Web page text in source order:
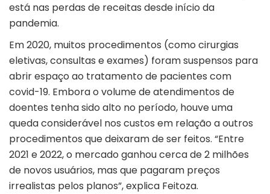
está nas perdas de receitas desde início da
pandemia.
Em 2020, muitos procedimentos (como cirurgias
eletivas, consultas e exames) foram suspensos para
abrir espaço ao tratamento de pacientes com
covid-19. Embora o volume de atendimentos de
doentes tenha sido alto no período, houve uma
queda considerável nos custos em relação a outros
procedimentos que deixaram de ser feitos. “Entre
2021 e 2022, o mercado ganhou cerca de 2 milhões
de novos usuários, mas que pagaram preços
irrealistas pelos planos”, explica Feitoza.